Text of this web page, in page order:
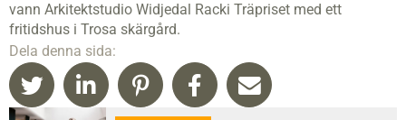
vann Arkitektstudio Widjedal Racki Träpriset med ett
fritidshus i Trosa skärgård.
Dela denna sida: